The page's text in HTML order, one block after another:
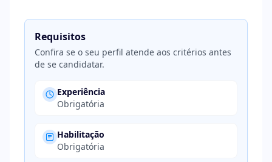
Requisitos
Confira se o seu perfil atende aos critérios antes
de se candidatar.
Experiência
Obrigatória
Habilitação
Obrigatória